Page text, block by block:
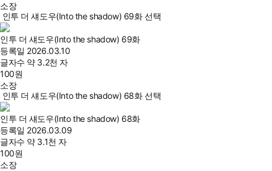
소장
인투 더 섀도우(Into the shadow) 69화 선택
인투 더 섀도우(Into the shadow) 69화
등록일 2026.03.10
글자수 약 3.2천 자
100원
소장
인투 더 섀도우(Into the shadow) 68화 선택
인투 더 섀도우(Into the shadow) 68화
등록일 2026.03.09
글자수 약 3.1천 자
100원
소장